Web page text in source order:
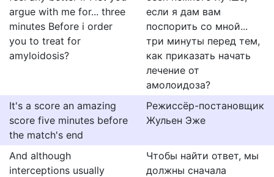
argue with me for... three
minutes Before i order
you to treat for
amyloidosis?
если я дам вам
поспорить со мной...
три минуты перед тем,
как приказать начать
лечение от
амолоидоза?
It's a score an amazing
score five minutes before
the match's end
Режиссёр-постановщик
Жульен Эже
And although
interceptions usually
Чтобы найти ответ, мы
должны сначала